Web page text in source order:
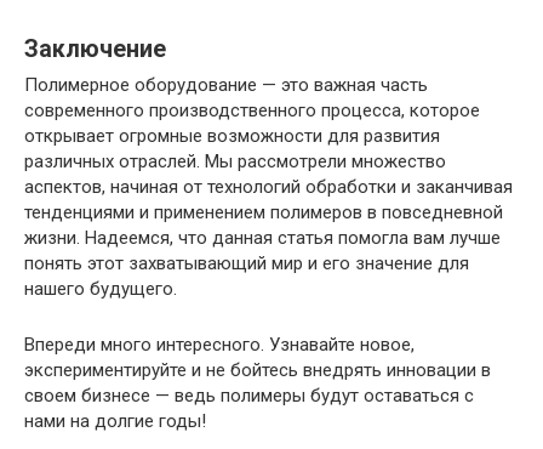
Заключение
Полимерное оборудование — это важная часть
современного производственного процесса, которое
открывает огромные возможности для развития
различных отраслей. Мы рассмотрели множество
аспектов, начиная от технологий обработки и заканчивая
тенденциями и применением полимеров в повседневной
жизни. Надеемся, что данная статья помогла вам лучше
понять этот захватывающий мир и его значение для
нашего будущего.
Впереди много интересного. Узнавайте новое,
экспериментируйте и не бойтесь внедрять инновации в
своем бизнесе — ведь полимеры будут оставаться с
нами на долгие годы!